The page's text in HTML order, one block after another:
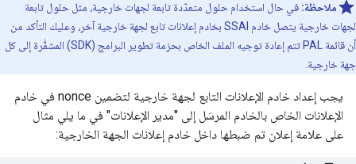
ملاحظة: في حال استخدام حلول متعدّدة تابعة لجهات خارجية، مثل حلول تابعة
لجهات خارجية يتصل خادم SSAI بخادم إعلانات تابع لجهة خارجية آخر، وعليك التأكد من
أن قائمة PAL تتم إعادة توجيه الملف الخاص بحزمة تطوير البرامج (SDK) المشفَّرة إلى كل
جهة خارجية.
يجب إعداد خادم الإعلانات التابع لجهة خارجية لتضمين nonce في خادم
الإعلانات الخاص بالخادم المرسَل إلى "مدير الإعلانات" في ما يلي مثال
على علامة إعلان تم ضبطها داخل خادم إعلانات الجهة الخارجية: